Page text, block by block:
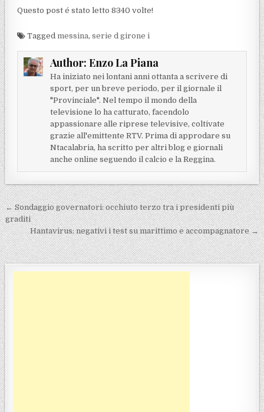
Questo post é stato letto 8340 volte!
Tagged messina,serie d girone i
Author: Enzo La Piana
Ha iniziato nei lontani anni ottanta a scrivere di
sport, per un breve periodo, per il giornale il
"Provinciale". Nel tempo il mondo della
televisione lo ha catturato, facendolo
appassionare alle riprese televisive, coltivate
grazie all'emittente RTV. Prima di approdare su
Ntacalabria, ha scritto per altri blog e giornali
anche online seguendo il calcio e la Reggina.
Navigazione articoli
← Sondaggio governatori: occhiuto terzo tra i presidenti più
graditi
Hantavirus: negativi i test su marittimo e accompagnatore →